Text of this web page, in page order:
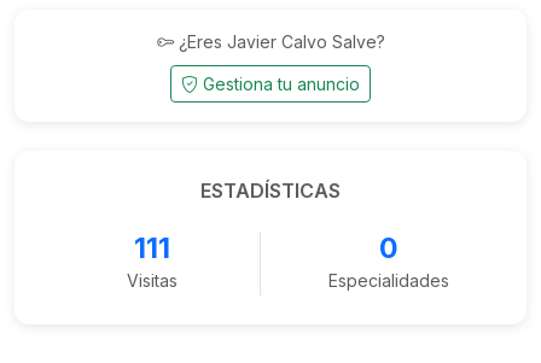
¿Eres Javier Calvo Salve?
Gestiona tu anuncio
ESTADÍSTICAS
111
Visitas
0
Especialidades